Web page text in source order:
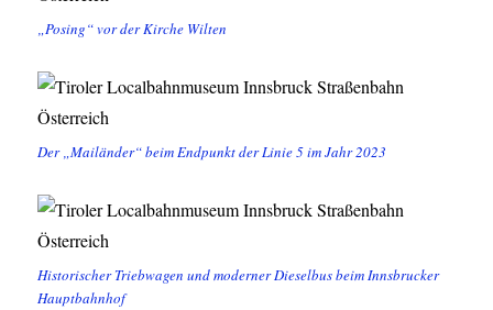
„Posing“ vor der Kirche Wilten
Der „Mailänder“ beim Endpunkt der Linie 5 im Jahr 2023
Historischer Triebwagen und moderner Dieselbus beim Innsbrucker
Hauptbahnhof